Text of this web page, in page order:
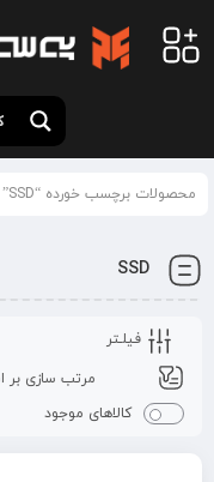
محصولات برچسب خورده “SSD”
SSD
فیلـتر
کالاهای موجود